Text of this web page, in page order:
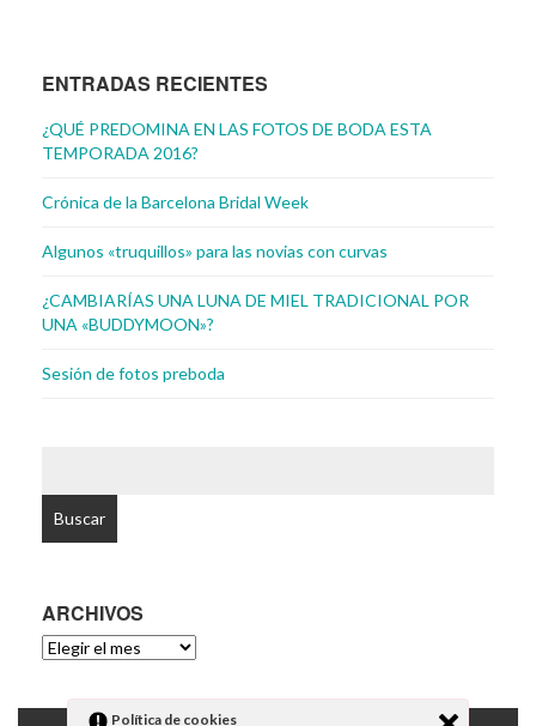
ENTRADAS RECIENTES
¿QUÉ PREDOMINA EN LAS FOTOS DE BODA ESTA
TEMPORADA 2016?
Crónica de la Barcelona Bridal Week
Algunos «truquillos» para las novias con curvas
¿CAMBIARÍAS UNA LUNA DE MIEL TRADICIONAL POR
UNA «BUDDYMOON»?
Sesión de fotos preboda
ARCHIVOS
ARCHIVOS
Política de cookies